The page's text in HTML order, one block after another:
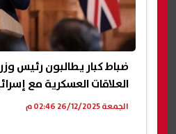
ضباط كبار يطالبون رئيس
العلاقات العسكرية مع
الجمعة 26/12/2025 02:46 م